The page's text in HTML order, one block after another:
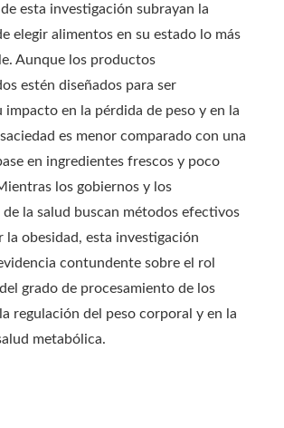
de esta investigación subrayan la
elegir alimentos en su estado lo más
Aunque los productos
estén diseñados para ser
impacto en la pérdida de peso y en la
es menor comparado con una
en ingredientes frescos y poco
los gobiernos y los
la salud buscan métodos efectivos
la obesidad, esta investigación
contundente sobre el rol
grado de procesamiento de los
regulación del peso corporal y en la
metabólica.